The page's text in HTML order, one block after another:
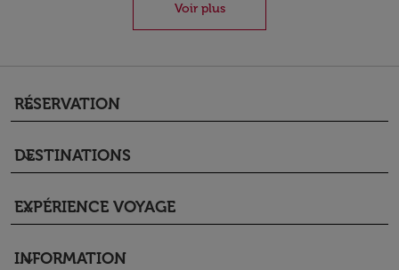
Voir plus
RÉSERVATION
keyboard_arrow_down
DESTINATIONS
keyboard_arrow_down
EXPÉRIENCE VOYAGE
keyboard_arrow_down
INFORMATION
keyboard_arrow_down